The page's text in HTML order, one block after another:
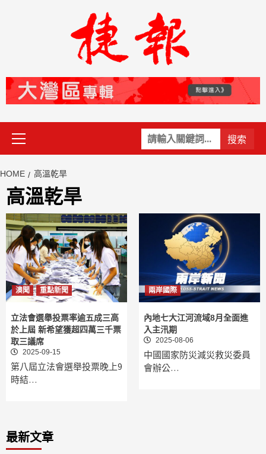
關
鍵
Primary
Menu
HOME 高溫乾旱
高溫乾旱
澳聞 重點新聞
立法會選舉投票率逾五成三高
於上屆 新希望獲超四萬三千票
取三議席
2025-09-15
第八屆立法會選舉投票晚上9
時結…
兩岸國際
內地七大江河流域8月全面進
入主汛期
2025-08-06
中國國家防災減災救災委員
會辦公…
最新文章